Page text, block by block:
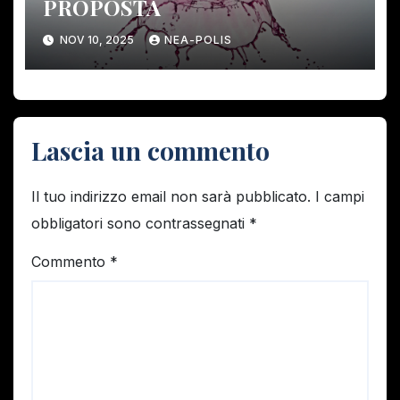
PROPOSTA
NOV 10, 2025 NEA-POLIS
Lascia un commento
Il tuo indirizzo email non sarà pubblicato. I campi
obbligatori sono contrassegnati *
Commento *